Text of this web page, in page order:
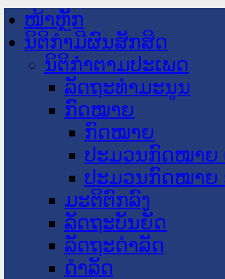
ໜ້າຫຼັກ
ນິຕິກໍາມີຜົນສັກສິດ
ນິຕິກໍາຕາມປະເພດ
ລັດຖະທໍາມະນູນ
ກົດໝາຍ
ກົດໝາຍ
ປະມວນກົດໝາຍ
ປະມວນກົດໝາຍ
ມະຕິຕົກລົງ
ລັດຖະບັນຍັດ
ລັດຖະດໍາລັດ
ດໍາລັດ